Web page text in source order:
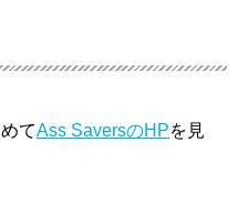
てAss SaversのHPを見